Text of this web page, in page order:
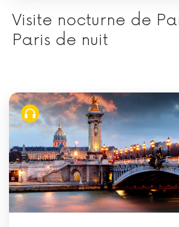
Visite nocturne de
Paris de nuit